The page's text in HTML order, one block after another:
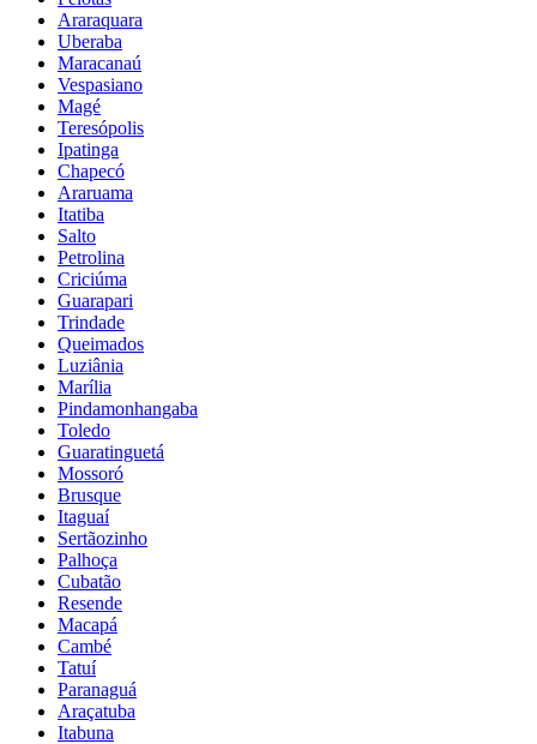
Araraquara
Uberaba
Maracanaú
Vespasiano
Magé
Teresópolis
Ipatinga
Chapecó
Araruama
Itatiba
Salto
Petrolina
Criciúma
Guarapari
Trindade
Queimados
Luziânia
Marília
Pindamonhangaba
Toledo
Guaratinguetá
Mossoró
Brusque
Itaguaí
Sertãozinho
Palhoça
Cubatão
Resende
Macapá
Cambé
Tatuí
Paranaguá
Araçatuba
Itabuna